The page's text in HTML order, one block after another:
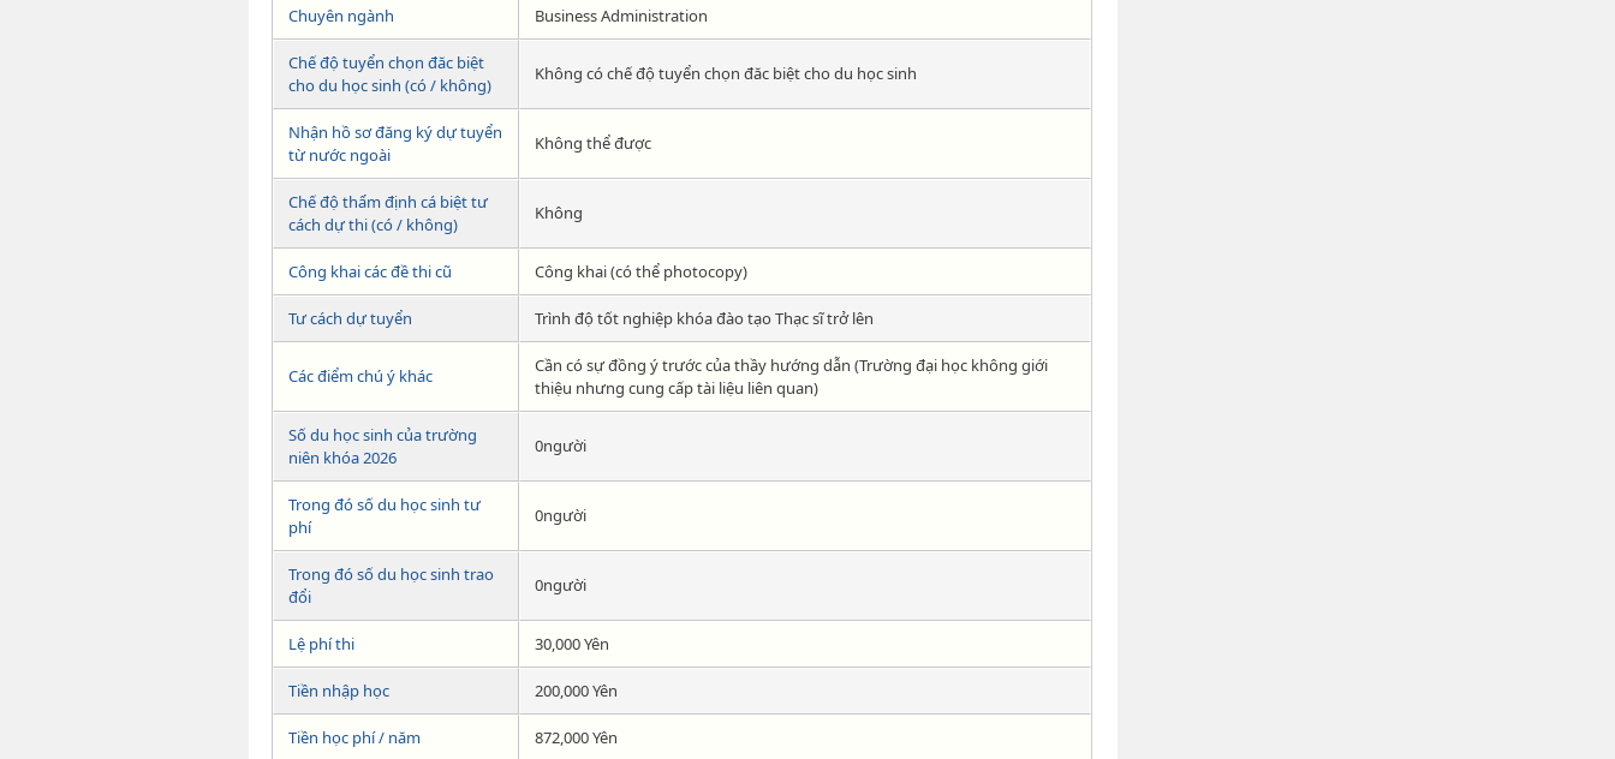
Chuyên ngành Business Administration
Chế độ tuyển chọn đăc biệt
cho du học sinh (có / không)
Không có chế độ tuyển chọn đăc biệt cho du học sinh
Nhận hồ sơ đăng ký dự tuyển
từ nước ngoài
Không thể được
Chế độ thẩm định cá biệt tư
cách dự thi (có / không)
Không
Công khai các đề thi cũ Công khai (có thể photocopy)
Tư cách dự tuyển Trình độ tốt nghiệp khóa đào tạo Thạc sĩ trở lên
Các điểm chú ý khác
Cần có sự đồng ý trước của thầy hướng dẫn (Trường đại học không giới
thiệu nhưng cung cấp tài liệu liên quan)
Số du học sinh của trường
niên khóa 2026
0người
Trong đó số du học sinh tư
phí
0người
Trong đó số du học sinh trao
đổi
0người
Lệ phí thi 30,000 Yên
Tiền nhập học 200,000 Yên
Tiền học phí / năm 872,000 Yên